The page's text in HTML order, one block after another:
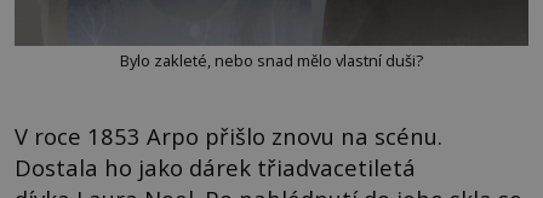
Bylo zakleté, nebo snad mělo vlastní duši?
V roce 1853 Arpo přišlo znovu na scénu.
Dostala ho jako dárek třiadvacetiletá